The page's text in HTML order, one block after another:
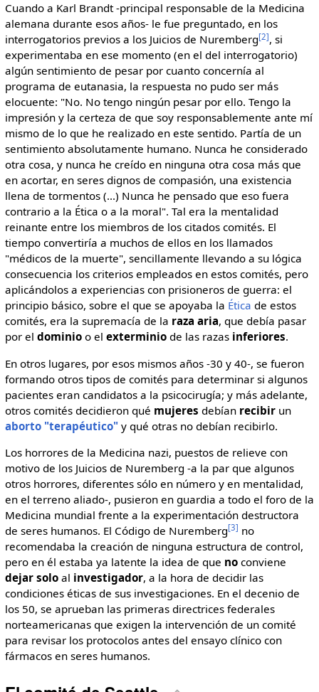
Cuando a Karl Brandt -principal responsable de la Medicina
alemana durante esos años- le fue preguntado, en los
interrogatorios previos a los Juicios de Nuremberg[2], si
experimentaba en ese momento (en el del interrogatorio)
algún sentimiento de pesar por cuanto concernía al
programa de eutanasia, la respuesta no pudo ser más
elocuente: "No. No tengo ningún pesar por ello. Tengo la
impresión y la certeza de que soy responsablemente ante mí
mismo de lo que he realizado en este sentido. Partía de un
sentimiento absolutamente humano. Nunca he considerado
otra cosa, y nunca he creído en ninguna otra cosa más que
en acortar, en seres dignos de compasión, una existencia
llena de tormentos (...) Nunca he pensado que eso fuera
contrario a la Ética o a la moral". Tal era la mentalidad
reinante entre los miembros de los citados comités. El
tiempo convertiría a muchos de ellos en los llamados
"médicos de la muerte", sencillamente llevando a su lógica
consecuencia los criterios empleados en estos comités, pero
aplicándolos a experiencias con prisioneros de guerra: el
principio básico, sobre el que se apoyaba la Ética de estos
comités, era la supremacía de la raza aria, que debía pasar
por el dominioo el exterminiode las razas inferiores.
En otros lugares, por esos mismos años -30 y 40-, se fueron
formando otros tipos de comités para determinar si algunos
pacientes eran candidatos a la psicocirugía; y más adelante,
otros comités decidieron qué mujeres debían recibirun
aborto "terapéutico"y qué otras no debían recibirlo.
Los horrores de la Medicina nazi, puestos de relieve con
motivo de los Juicios de Nuremberg -a la par que algunos
otros horrores, diferentes sólo en número y en mentalidad,
en el terreno aliado-, pusieron en guardia a todo el foro de la
Medicina mundial frente a la experimentación destructora
de seres humanos. El Código de Nuremberg[3] no
recomendaba la creación de ninguna estructura de control,
pero en él estaba ya latente la idea de que noconviene
dejar soloal investigador, a la hora de decidir las
condiciones éticas de sus investigaciones. En el decenio de
los 50, se aprueban las primeras directrices federales
norteamericanas que exigen la intervención de un comité
para revisar los protocolos antes del ensayo clínico con
fármacos en seres humanos.